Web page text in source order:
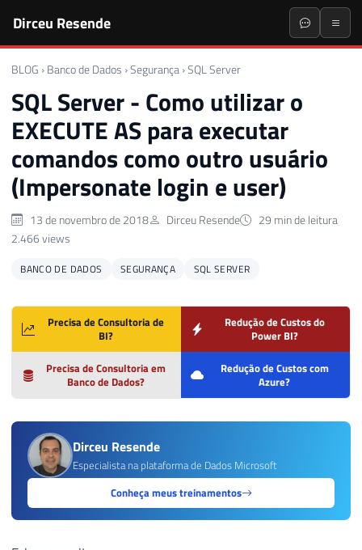
Dirceu Resende
BLOG › Banco de Dados ›Segurança ›SQL Server
SQL Server - Como utilizar o
EXECUTE AS para executar
comandos como outro usuário
(Impersonate login e user)
13 de novembro de 2018 Dirceu Resende
29 min de leitura
2.466 views
BANCO DE DADOS SEGURANÇA SQL SERVER
Precisa de Consultoria de
BI?
Redução de Custos do
Power BI?
Precisa de Consultoria em
Banco de Dados?
Redução de Custos com
Azure?
Dirceu Resende
Especialista na plataforma de Dados Microsoft
Conheça meus treinamentos